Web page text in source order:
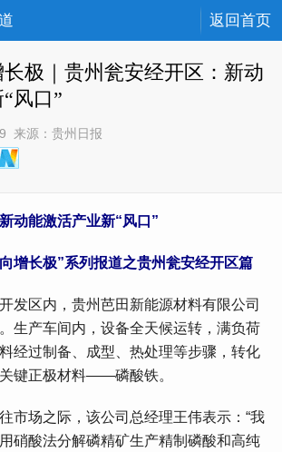
返回首页
极｜贵州瓮安经开区：新动
风口”
来源： 贵州日报
新动能激活产业新“风口”
增长极”系列报道之贵州瓮安经开区篇
区内，贵州芭田新能源材料有限公司
生产车间内，设备全天候运转，满负荷
经过制备、成型、热处理等步骤，转化
键正极材料——磷酸铁。
场之际，该公司总经理王伟表示：“我
硝酸法分解磷精矿生产精制磷酸和高纯